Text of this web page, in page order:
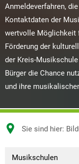
Anmeldeverfahren,
Kontaktdaten der
wertvolle Möglichkeit
Förderung der
der Kreis-
Bürger die Chance
und ihre
Sie sind hier:
Musikschulen